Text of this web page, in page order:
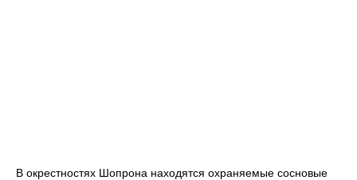
В окрестностях Шопрона находятся охраняемые сосновые